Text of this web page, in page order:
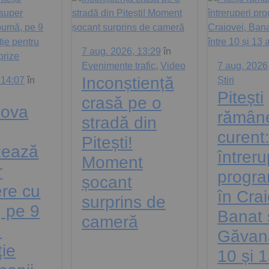
în
cu
pe 9
7 aug. 2026, 13:29 în
Evenimente trafic, Video
Inconștiență
crasă pe o
stradă din
Pitești!
Moment
șocant
surprins de
cameră
7 aug.
Știri
Pitești
în
Banat
10 și